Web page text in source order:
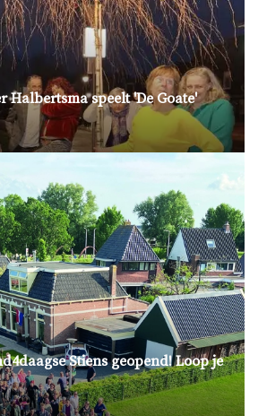
Halbertsma speelt 'De Goate'
Stiens geopend! Loop je